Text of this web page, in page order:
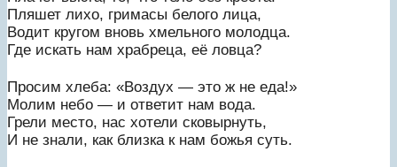
Пляшет лихо, гримасы белого лица,
Водит кругом вновь хмельного молодца.
Где искать нам храбреца, её ловца?
Просим хлеба: «Воздух — это ж не еда!»
Молим небо — и ответит нам вода.
Грели место, нас хотели сковырнуть,
И не знали, как близка к нам божья суть.